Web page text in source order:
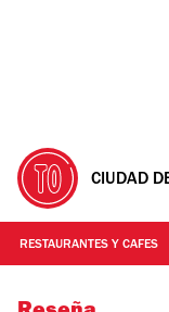
CIUDAD
RESTAURANTES Y CAFES
Alejandra Carbajal